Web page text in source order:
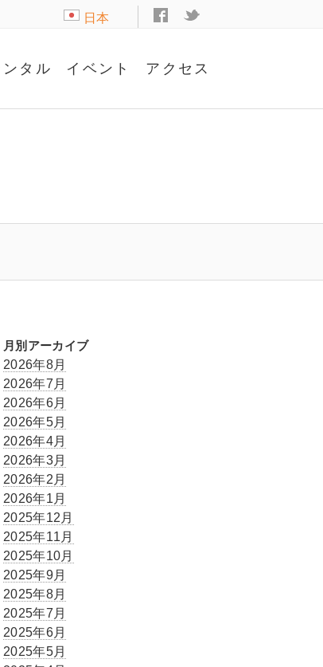
日本
タル イベント アクセス
月別アーカイブ
2026年8月
2026年7月
2026年6月
2026年5月
2026年4月
2026年3月
2026年2月
2026年1月
2025年12月
2025年11月
2025年10月
2025年9月
2025年8月
2025年7月
2025年6月
2025年5月